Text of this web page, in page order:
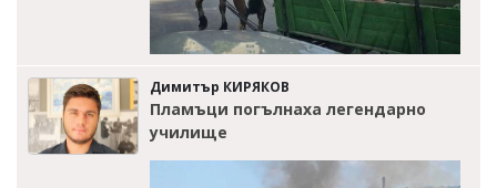
Димитър КИРЯКОВ
Пламъци погълнаха легендарно
училище